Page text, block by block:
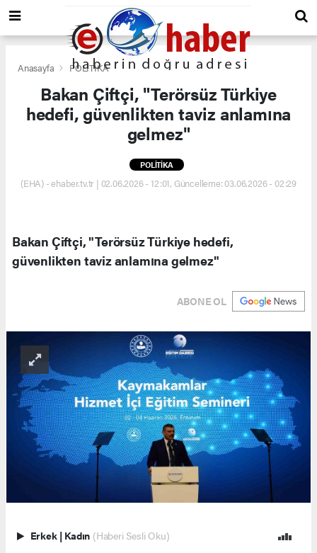
Anasayfa POLİTİKA
Bakan Çiftçi, "Terörsüz Türkiye
hedefi, güvenlikten taviz anlamına
gelmez"
POLİTİKA
(EHA) - ehaber.tv.tr | 02.06.2026 - 12:01, Güncelleme: 03.06.2026 - 02:29
Bakan Çiftçi, "Terörsüz Türkiye hedefi,
güvenlikten taviz anlamına gelmez"
ABONE OL
Erkek | Kadın (Haberi Sesli Oku)